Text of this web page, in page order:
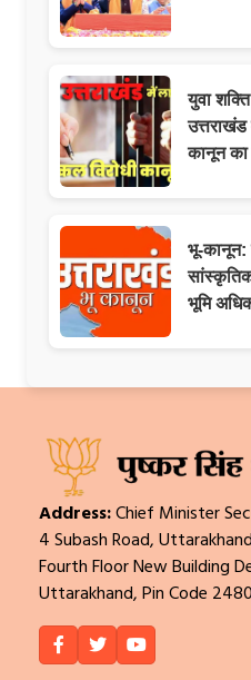
युवा
कानून का
भू-कानून:
भूमि
Address:Chief Minister
4 Subash Road,
Fourth Floor New Building
Uttarakhand, Pin Code